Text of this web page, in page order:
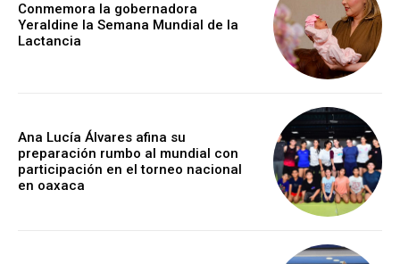
Conmemora la gobernadora
Yeraldine la Semana Mundial de la
Lactancia
Ana Lucía Álvares afina su
preparación rumbo al mundial con
participación en el torneo nacional
en oaxaca